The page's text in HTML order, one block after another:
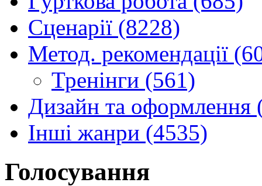
Сценарії (8228)
Метод. рекомендації
Тренінги (561)
Дизайн та оформлення
Інші жанри (4535)
Голосування